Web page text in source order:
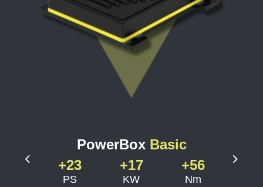
Previous
PowerBox Basic
+23
PS
+17
KW
+56
Nm
Next